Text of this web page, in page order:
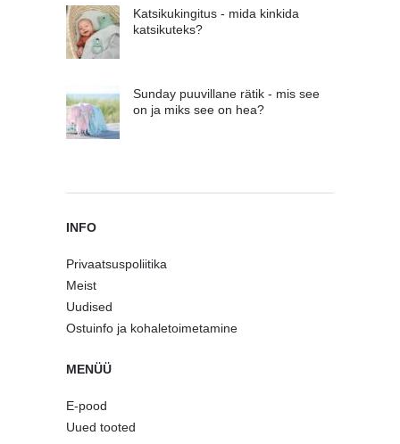
Katsikukingitus - mida kinkida
katsikuteks?
Sunday puuvillane rätik - mis see
on ja miks see on hea?
INFO
Privaatsuspoliitika
Meist
Uudised
Ostuinfo ja kohaletoimetamine
MENÜÜ
E-pood
Uued tooted